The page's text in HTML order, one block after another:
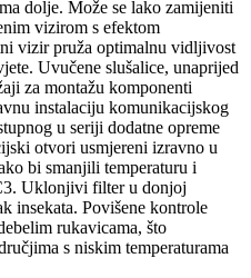
dolje. Može se lako zamijeniti
vizirom s efektom
vizir pruža optimalnu vidljivost
Uvučene slušalice, unaprijed
za montažu komponenti
instalaciju komunikacijskog
u seriji dodatne opreme
otvori usmjereni izravno u
bi smanjili temperaturu i
Uklonjivi filter u donjoj
insekata. Povišene kontrole
rukavicama, što
s niskim temperaturama